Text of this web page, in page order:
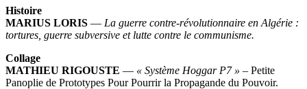
Histoire
MARIUS LORIS — La guerre contre-révolutionnaire en Algérie :
tortures, guerre subversive et lutte contre le communisme.
Collage
MATHIEU RIGOUSTE — « Système Hoggar P7 » – Petite
Panoplie de Prototypes Pour Pourrir la Propagande du Pouvoir.